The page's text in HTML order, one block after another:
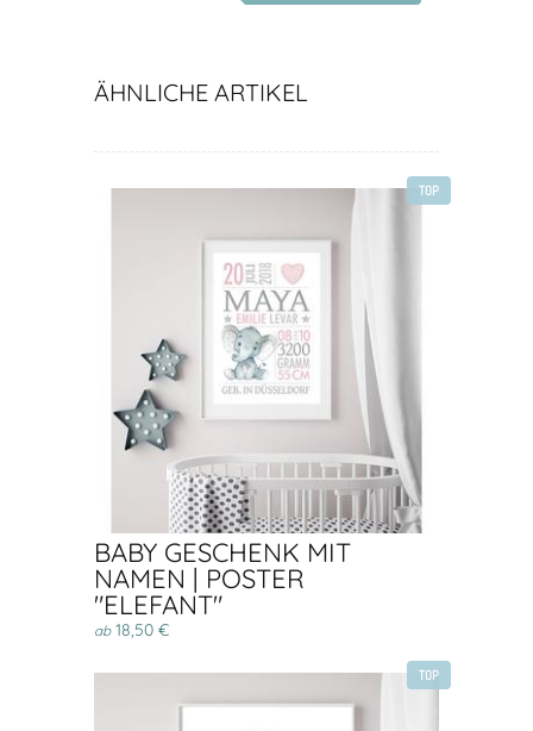
ÄHNLICHE ARTIKEL
TOP
BABY GESCHENK MIT
NAMEN | POSTER
"ELEFANT"
ab18,50 €
TOP